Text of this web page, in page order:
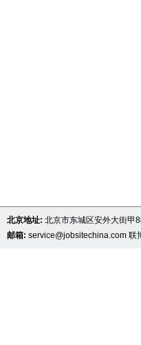
北京地址: 北京市东城区安外大街甲
邮箱: service@jobsitechina.com 联